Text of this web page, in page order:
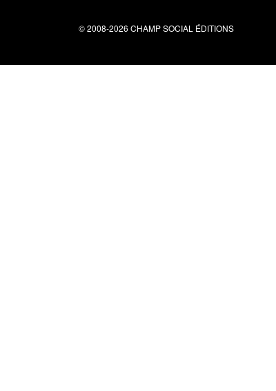
© 2008-2026 CHAMP SOCIAL ÉDITIONS